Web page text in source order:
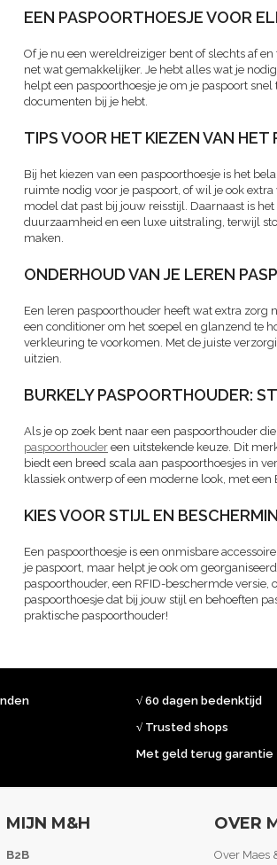
EEN PASPOORTHOESJE VOOR
Of je nu een wereldreiziger bent of slechts af
net wat gemakkelijker. Je hebt alles wat je
helpt een paspoorthoesje je om je paspoort
documenten bij je hebt.
TIPS VOOR HET KIEZEN VAN
Bij het kiezen van een paspoorthoesje is het
ruimte nodig voor je paspoort, of wil je ook
model dat past bij jouw reisstijl. Daarnaast is
duurzaamheid en een luxe uitstraling, terwijl
maken.
ONDERHOUD VAN JE LEREN
Een leren paspoorthouder heeft wat extra
een conditioner om het soepel en glanzend te
verkleuring te voorkomen. Met de juiste
uitzien.
BURKELY PASPOORTHOUDER:
Als je op zoek bent naar een paspoorthouder
paspoorthouder een uitstekende keuze. Dit
biedt een breed scala aan paspoorthoesjes in
klassiek ontwerp of een moderne look, met
KIES VOOR STIJL EN
Een paspoorthoesje is een onmisbare
je paspoort, maar helpt je ook om
paspoorthouder, een RFID-beschermde versie,
paspoorthoesje dat bij jouw stijl en behoeften
praktische paspoorthouder!
√ 60 dagen bedenktijd
√ Trusted shops
Met geld terug garantie
MIJN M&H
B2B
OVER
Over Maes